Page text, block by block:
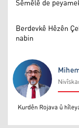
Sêmêlê de
Berdevkê Hêzên
nabin
Mihemed Eli
Kurdên Rojava û